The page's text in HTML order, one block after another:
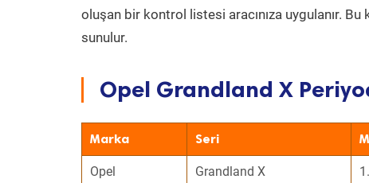
oluşan bir kontrol listesi aracınıza uygulanır.
sunulur.
Opel Grandland X
Marka Seri
Opel Grandland X